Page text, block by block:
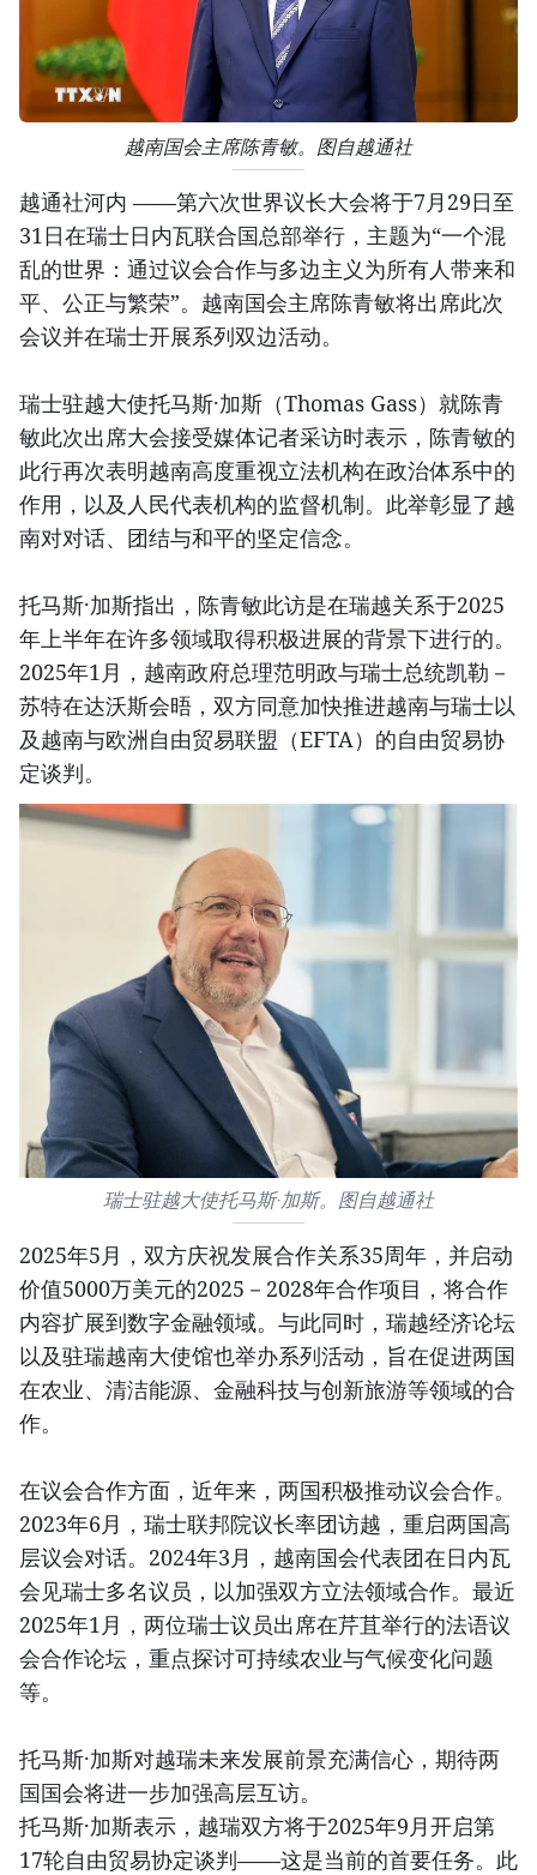
越南国会主席陈青敏。图自越通社
越通社河内 ——第六次世界议长大会将于7月29日至
31日在瑞士日内瓦联合国总部举行，主题为“一个混
乱的世界：通过议会合作与多边主义为所有人带来和
平、公正与繁荣”。越南国会主席陈青敏将出席此次
会议并在瑞士开展系列双边活动。
瑞士驻越大使托马斯·加斯（Thomas Gass）就陈青
敏此次出席大会接受媒体记者采访时表示，陈青敏的
此行再次表明越南高度重视立法机构在政治体系中的
作用，以及人民代表机构的监督机制。此举彰显了越
南对对话、团结与和平的坚定信念。
托马斯·加斯指出，陈青敏此访是在瑞越关系于2025
年上半年在许多领域取得积极进展的背景下进行的。
2025年1月，越南政府总理范明政与瑞士总统凯勒－
苏特在达沃斯会晤，双方同意加快推进越南与瑞士以
及越南与欧洲自由贸易联盟（EFTA）的自由贸易协
定谈判。
瑞士驻越大使托马斯·加斯。图自越通社
2025年5月，双方庆祝发展合作关系35周年，并启动
价值5000万美元的2025－2028年合作项目，将合作
内容扩展到数字金融领域。与此同时，瑞越经济论坛
以及驻瑞越南大使馆也举办系列活动，旨在促进两国
在农业、清洁能源、金融科技与创新旅游等领域的合
作。
在议会合作方面，近年来，两国积极推动议会合作。
2023年6月，瑞士联邦院议长率团访越，重启两国高
层议会对话。2024年3月，越南国会代表团在日内瓦
会见瑞士多名议员，以加强双方立法领域合作。最近
2025年1月，两位瑞士议员出席在芹苴举行的法语议
会合作论坛，重点探讨可持续农业与气候变化问题
等。
托马斯·加斯对越瑞未来发展前景充满信心，期待两
国国会将进一步加强高层互访。
托马斯·加斯表示，越瑞双方将于2025年9月开启第
17轮自由贸易协定谈判——这是当前的首要任务。此